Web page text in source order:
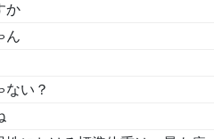
か
ん
ない？